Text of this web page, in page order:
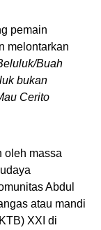
pemain
melontarkan
Buah
bukan
Cerito
oleh massa
Abdul
atau mandi
XXI di